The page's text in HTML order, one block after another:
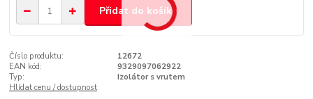
Přidat do košíku
Číslo produktu:
12672
EAN kód:
9329097062922
Typ:
Izolátor s vrutem
Hlídat cenu / dostupnost